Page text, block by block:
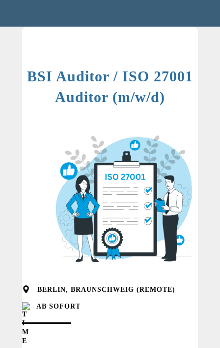
BSI Auditor / ISO 27001
Auditor (m/w/d)
BERLIN, BRAUNSCHWEIG (REMOTE)
AB SOFORT